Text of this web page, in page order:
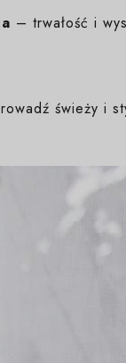
– trwałość i
świeży i